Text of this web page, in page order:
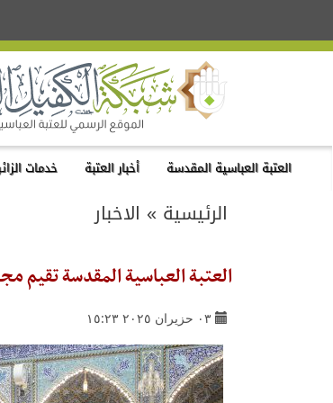
العتبة العباسية المقدسة أخبار العتبة خدمات
الرئيسية » الاخبار
العتبة العباسية المقدسة تقيم
٠٣ حزيران ٢٠٢٥ ١٥:٢٣